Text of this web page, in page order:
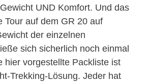
UND Komfort. Und das
Tour auf dem GR 20 auf
der einzelnen
sich sicherlich noch einmal
hier vorgestellte Packliste ist
Trekking-Lösung. Jeder hat